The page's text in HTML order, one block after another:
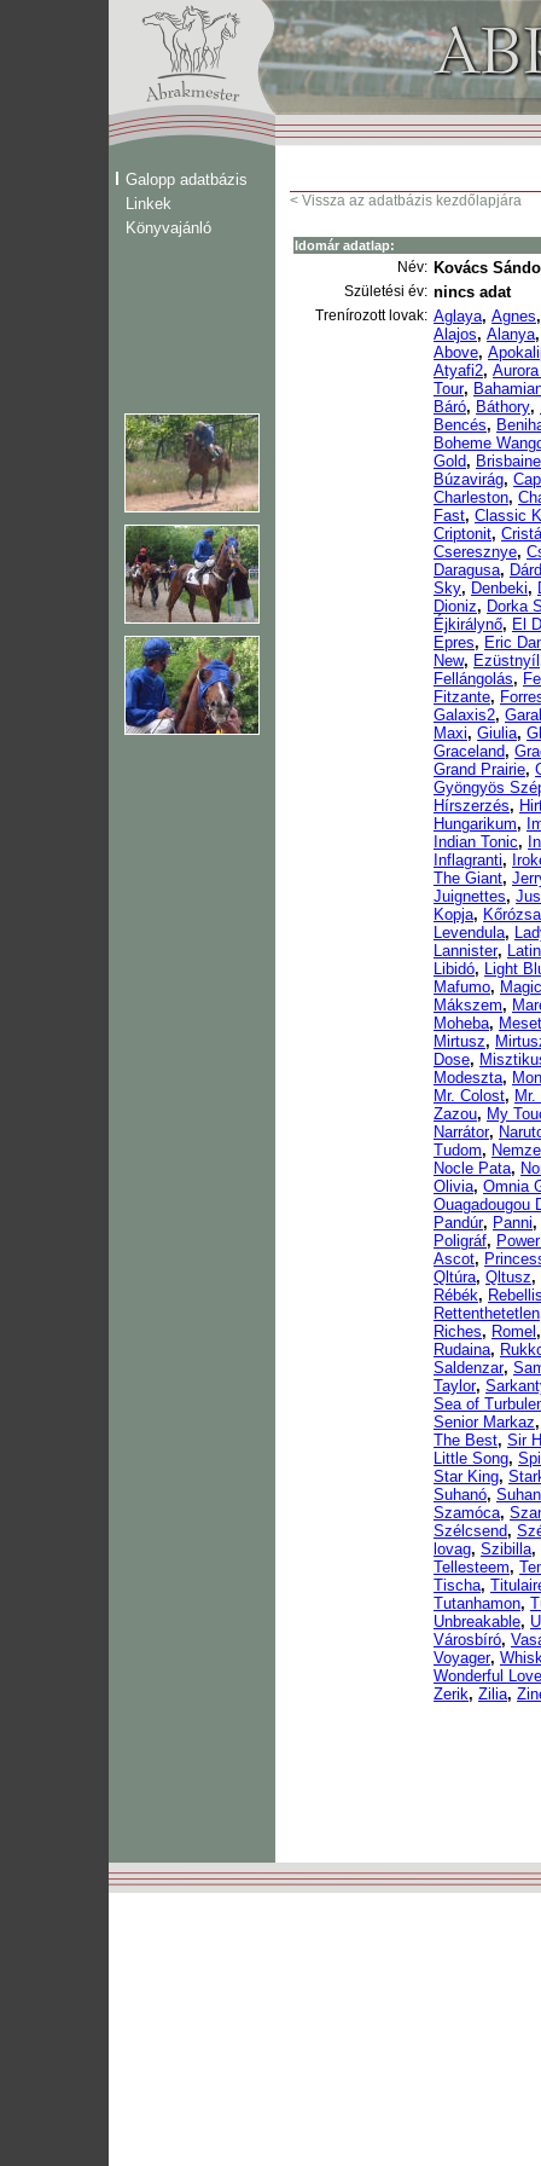
Galopp adatbázis
Linkek
Könyvajánló
< Vissza az adatbázis kezdőlapjára
Idomár adatlap:
Név: Kovács
Születési év: nincs adat
Trenírozott lovak: Aglaya, Agnes
Alajos, Alanya
Above,
Atyafi2,
Tour,
Báró, Báthory,
Bencés,
Boheme
Gold, Brisbaine
Búzavirág,
Charleston,
Fast, Classic
Criptonit,
Cseresznye,
Daragusa,
Sky, Denbeki,
Dioniz, Dorka
Éjkirálynő, El
Epres, Eric
New, Ezüstnyíl
Fellángolás,
Fitzante,
Galaxis2,
Maxi, Giulia,
Graceland,
Grand Prairie,
Gyöngyös
Hírszerzés,
Hungarikum,
Indian Tonic,
Inflagranti,
The Giant,
Juignettes,
Kopja, Kőrózsa
Levendula,
Lannister,
Libidó, Light
Mafumo,
Mákszem,
Moheba,
Mirtusz,
Dose,
Modeszta,
Mr. Colost,
Zazou, My
Narrátor,
Tudom,
Nocle Pata,
Olivia, Omnia
Ouagadougou
Pandúr, Panni,
Poligráf,
Ascot,
Qltúra, Qltusz,
Rébék,
Rettenthetetlen
Riches, Romel
Rudaina,
Saldenzar,
Taylor,
Sea of
Senior Markaz
The Best, Sir
Little Song,
Star King,
Suhanó,
Szamóca,
Szélcsend,
lovag, Szibilla,
Tellesteem,
Tischa,
Tutanhamon,
Unbreakable,
Városbíró,
Voyager,
Wonderful Love
Zerik, Zilia,